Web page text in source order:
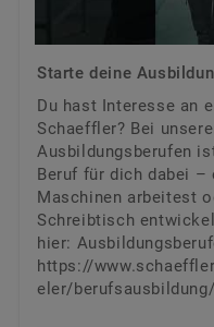
Starte deine
Du hast Interesse an
Schaeffler? Bei
Ausbildungsberufen
Beruf für dich dabei –
Maschinen arbeitest
Schreibtisch
hier:
https://
eler/berufsausbildung/